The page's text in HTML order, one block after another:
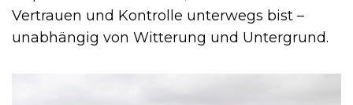
Vertrauen und Kontrolle unterwegs bist –
unabhängig von Witterung und Untergrund.